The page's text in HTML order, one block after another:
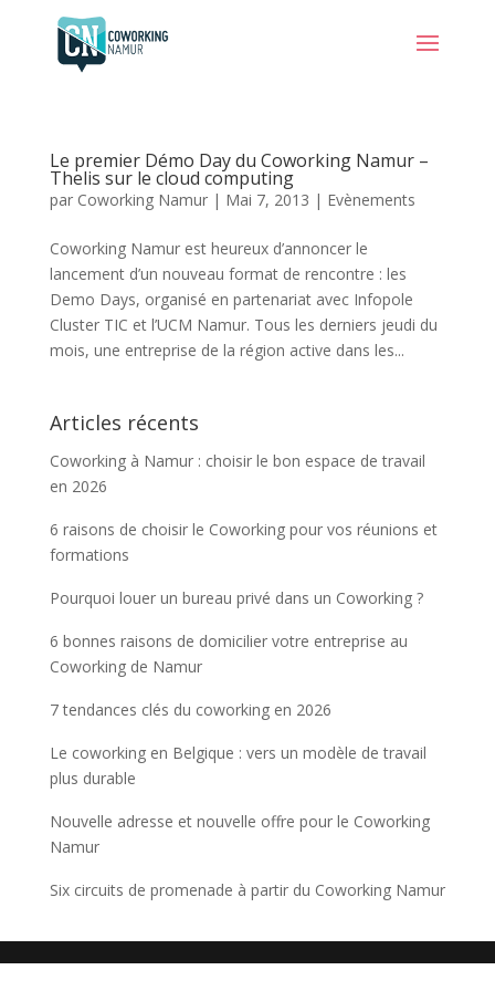
Le premier Démo Day du Coworking Namur –
Thelis sur le cloud computing
par Coworking Namur| Mai 7, 2013 | Evènements
Coworking Namur est heureux d’annoncer le
lancement d’un nouveau format de rencontre : les
Demo Days, organisé en partenariat avec Infopole
Cluster TIC et l’UCM Namur. Tous les derniers jeudi du
mois, une entreprise de la région active dans les...
Articles récents
Coworking à Namur : choisir le bon espace de travail
en 2026
6 raisons de choisir le Coworking pour vos réunions et
formations
Pourquoi louer un bureau privé dans un Coworking ?
6 bonnes raisons de domicilier votre entreprise au
Coworking de Namur
7 tendances clés du coworking en 2026
Le coworking en Belgique : vers un modèle de travail
plus durable
Nouvelle adresse et nouvelle offre pour le Coworking
Namur
Six circuits de promenade à partir du Coworking Namur